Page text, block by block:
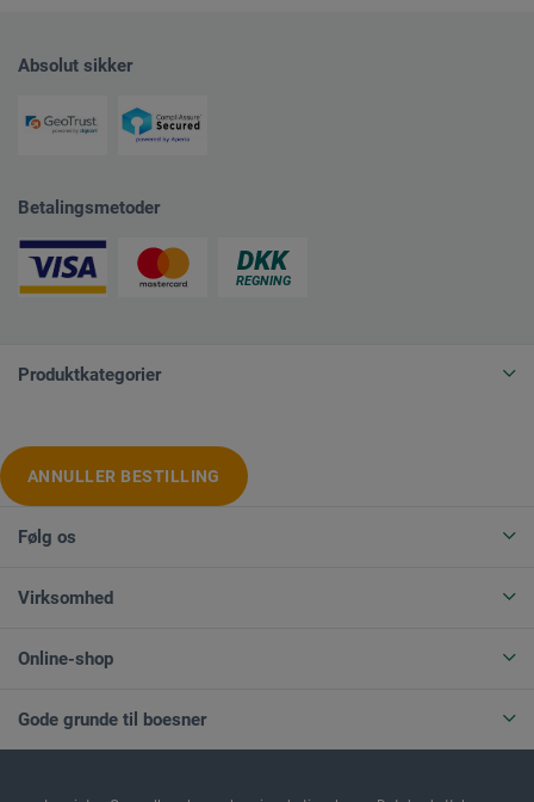
Absolut sikker
Betalingsmetoder
Produktkategorier
ANNULLER BESTILLING
Følg os
Virksomhed
Online-shop
Gode grunde til boesner